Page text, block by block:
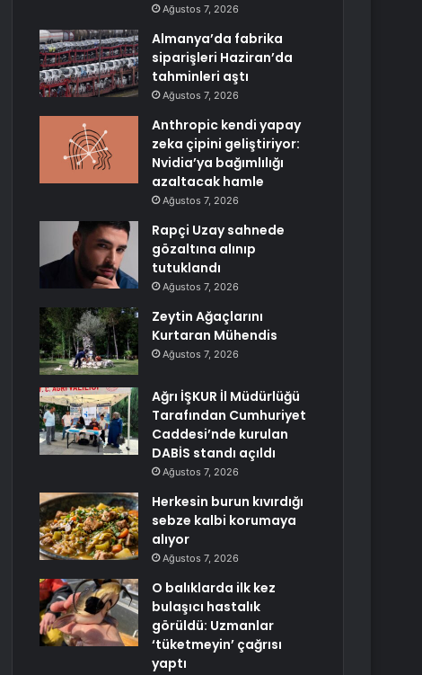
Ağustos 7, 2026
Almanya’da fabrika
siparişleri Haziran’da
tahminleri aştı
Ağustos 7, 2026
Anthropic kendi yapay
zeka çipini geliştiriyor:
Nvidia’ya bağımlılığı
azaltacak hamle
Ağustos 7, 2026
Rapçi Uzay sahnede
gözaltına alınıp
tutuklandı
Ağustos 7, 2026
Zeytin Ağaçlarını
Kurtaran Mühendis
Ağustos 7, 2026
Ağrı İŞKUR İl Müdürlüğü
Tarafından Cumhuriyet
Caddesi’nde kurulan
DABİS standı açıldı
Ağustos 7, 2026
Herkesin burun kıvırdığı
sebze kalbi korumaya
alıyor
Ağustos 7, 2026
O balıklarda ilk kez
bulaşıcı hastalık
görüldü: Uzmanlar
‘tüketmeyin’ çağrısı
yaptı